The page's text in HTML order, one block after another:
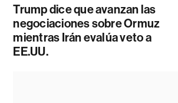
Trump dice que avanzan las
negociaciones sobre Ormuz
mientras Irán evalúa veto a
EE.UU.